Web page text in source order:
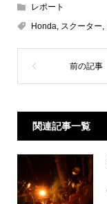
レポート
Honda
スクーター
関連記事一覧